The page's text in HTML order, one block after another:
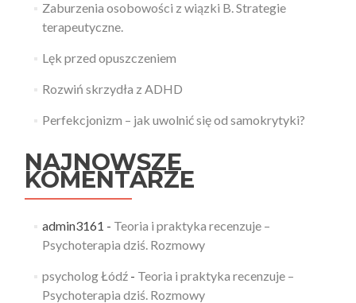
Zaburzenia osobowości z wiązki B. Strategie
terapeutyczne.
Lęk przed opuszczeniem
Rozwiń skrzydła z ADHD
Perfekcjonizm – jak uwolnić się od samokrytyki?
NAJNOWSZE
KOMENTARZE
admin3161 - Teoria i praktyka recenzuje –
Psychoterapia dziś. Rozmowy
psycholog Łódź- Teoria i praktyka recenzuje –
Psychoterapia dziś. Rozmowy